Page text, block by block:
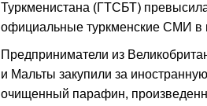
Туркменистана (ГТСБТ)
официальные туркменские СМИ в
Предприниматели из
и Мальты закупили за
очищенный парафин,